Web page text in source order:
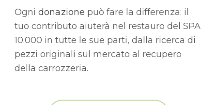
Ogni donazione può fare la differenza: il
tuo contributo aiuterà nel restauro del SPA
10.000 in tutte le sue parti, dalla ricerca di
pezzi originali sul mercato al recupero
della carrozzeria.